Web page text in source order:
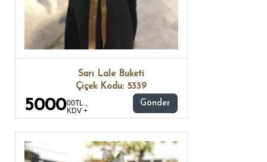
Sarı Lale Buketi
Çiçek Kodu: 5339
500000TL ,
KDV +
Gönder